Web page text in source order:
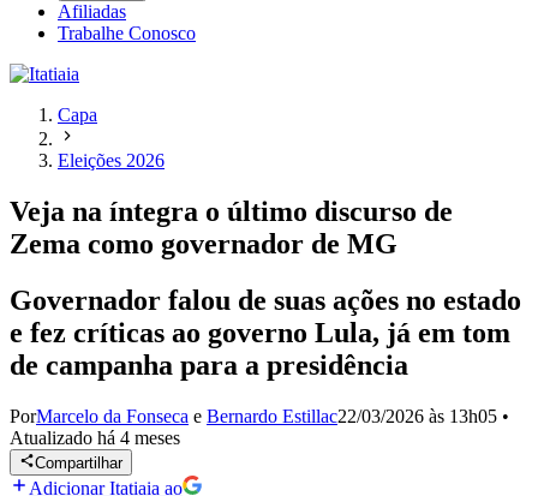
Afiliadas
Trabalhe Conosco
Capa
Eleições 2026
Veja na íntegra o último discurso de
Zema como governador de MG
Governador falou de suas ações no estado
e fez críticas ao governo Lula, já em tom
de campanha para a presidência
PorMarcelo da Fonseca e Bernardo Estillac22/03/2026 às 13h05 •
Atualizado há 4 meses
Compartilhar
Adicionar Itatiaia ao